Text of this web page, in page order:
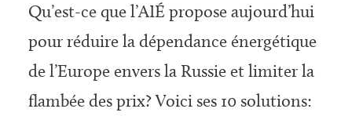
Qu’est-ce que l’AIÉ propose aujourd’hui
pour réduire la dépendance énergétique
de l’Europe envers la Russie et limiter la
flambée des prix? Voici ses 10 solutions: